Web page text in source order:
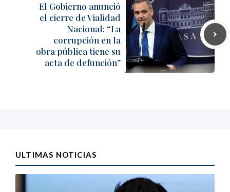
El Gobierno anunció
el cierre de Vialidad
Nacional: “La
corrupción en la
obra pública tiene su
acta de defunción”
ULTIMAS NOTICIAS